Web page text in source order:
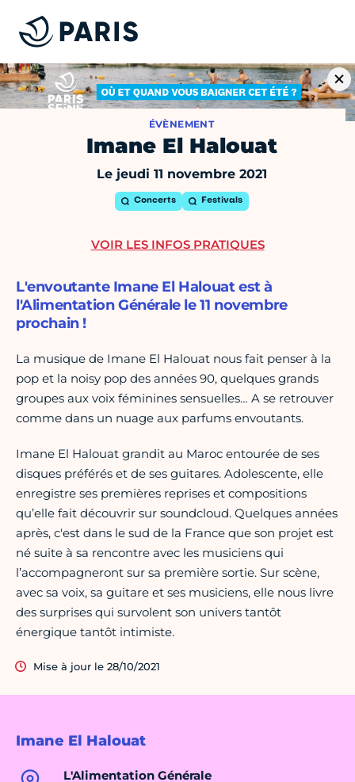
ÉVÈNEMENT
Imane El Halouat
Le jeudi 11 novembre 2021
Concerts Festivals
Imane El Halouat
L'Alimentation Générale
L'envoutante Imane El Halouat est à
l'Alimentation Générale le 11 novembre
prochain !
La musique de Imane El Halouat nous fait penser à la
pop et la noisy pop des années 90, quelques grands
groupes aux voix féminines sensuelles… A se retrouver
comme dans un nuage aux parfums envoutants.
Imane El Halouat grandit au Maroc entourée de ses
disques préférés et de ses guitares. Adolescente, elle
enregistre ses premières reprises et compositions
qu’elle fait découvrir sur soundcloud. Quelques années
après, c'est dans le sud de la France que son projet est
né suite à sa rencontre avec les musiciens qui
l’accompagneront sur sa première sortie. Sur scène,
avec sa voix, sa guitare et ses musiciens, elle nous livre
des surprises qui survolent son univers tantôt
énergique tantôt intimiste.
Mise à jour le 28/10/2021
VOIR LES INFOS PRATIQUES